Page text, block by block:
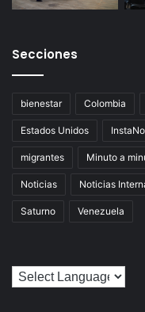
Secciones
bienestar Colombia
Estados Unidos
migrantes Minuto a
Noticias Noticias
Saturno Venezuela